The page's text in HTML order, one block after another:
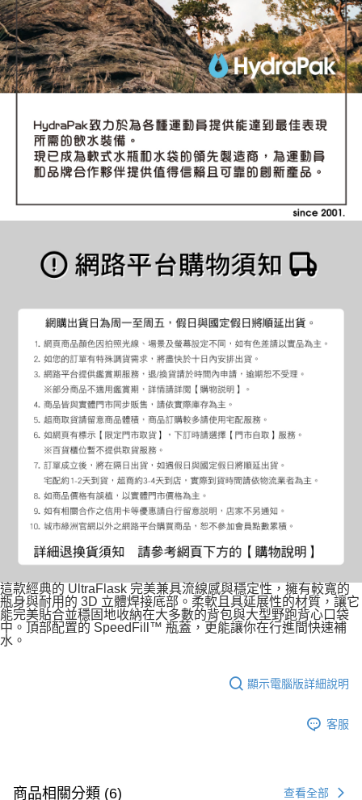
這款經典的 UltraFlask 完美兼具流線感與穩定性，擁有較寬的
瓶身與耐用的 3D 立體焊接底部。柔軟且具延展性的材質，讓它
能完美貼合並穩固地收納在大多數的背包與大型野跑背心口袋
中。頂部配置的 SpeedFill™ 瓶蓋，更能讓你在行進間快速補
水。
顯示電腦版詳細說明
客服
商品相關分類 (6) 查看全部